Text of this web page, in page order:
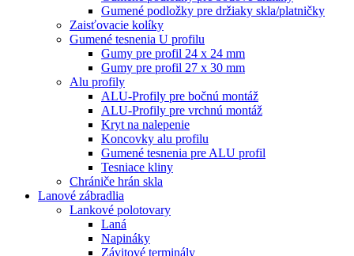
Gumené podložky pre držiaky skla/platničky
Zaisťovacie kolíky
Gumené tesnenia U profilu
Gumy pre profil 24 x 24 mm
Gumy pre profil 27 x 30 mm
Alu profily
ALU-Profily pre bočnú montáž
ALU-Profily pre vrchnú montáž
Kryt na nalepenie
Koncovky alu profilu
Gumené tesnenia pre ALU profil
Tesniace kliny
Chrániče hrán skla
Lanové zábradlia
Lankové polotovary
Laná
Napináky
Závitové terminály